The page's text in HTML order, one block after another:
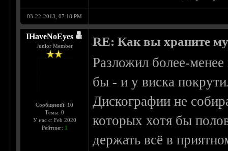
03-22-2013, 07:18 PM
IHaveNoEyes
Junior Member
Сообщений: 10
Темы: 0
У нас с: Feb 2020
Рейтинг: 1
RE: Как вы храните
Разложил более-
бы - и у виска
Дискографии не
которых хотя бы
держать всё в